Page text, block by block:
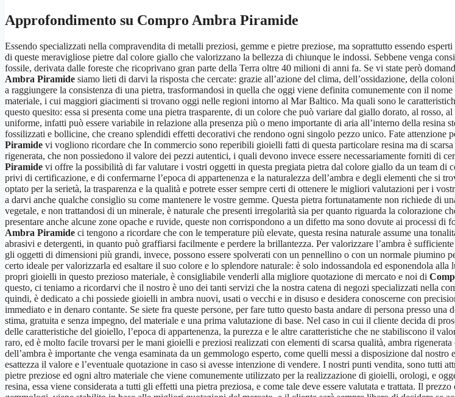
Approfondimento su Compro Ambra Piramide
Essendo specializzati nella compravendita di metalli preziosi, gemme e pietre preziose, ma soprattutto essendo esperti
di queste meravigliose pietre dal colore giallo che valorizzano la bellezza di chiunque le indossi. Sebbene venga
fossile, derivata dalle foreste che ricoprivano gran parte della Terra oltre 40 milioni di anni fa. Se vi state però
Ambra Piramide siamo lieti di darvi la risposta che cercate: grazie all’azione del clima, dell’ossidazione, della
a raggiungere la consistenza di una pietra, trasformandosi in quella che oggi viene definita comunemente con il
materiale, i cui maggiori giacimenti si trovano oggi nelle regioni intorno al Mar Baltico. Ma quali sono le
questo quesito: essa si presenta come una pietra trasparente, di un colore che può variare dal giallo dorato, al
uniforme, infatti può essere variabile in relazione alla presenza più o meno importante di aria all’interno della resina
fossilizzati e bollicine, che creano splendidi effetti decorativi che rendono ogni singolo pezzo unico. Fate attenzione
Piramide vi vogliono ricordare che In commercio sono reperibili gioielli fatti di questa particolare resina ma di
rigenerata, che non possiedono il valore dei pezzi autentici, i quali devono invece essere necessariamente forniti di
Piramide vi offre la possibilità di far valutare i vostri oggetti in questa pregiata pietra dal colore giallo da un team
privi di certificazione, e di confermarne l’epoca di appartenenza e la naturalezza dell’ambra e degli elementi che si
optato per la serietà, la trasparenza e la qualità e potrete esser sempre certi di ottenere le migliori valutazioni per i
a darvi anche qualche consiglio su come mantenere le vostre gemme. Questa pietra fortunatamente non richiede di
vegetale, e non trattandosi di un minerale, è naturale che presenti irregolarità sia per quanto riguarda la colorazione
presentare anche alcune zone opache e ruvide, queste non corrispondono a un difetto ma sono dovute ai processi
Ambra Piramide ci tengono a ricordare che con le temperature più elevate, questa resina naturale assume una
abrasivi e detergenti, in quanto può graffiarsi facilmente e perdere la brillantezza. Per valorizzare l’ambra è
gli oggetti di dimensioni più grandi, invece, possono essere spolverati con un pennellino o con un normale piumino
certo ideale per valorizzarla ed esaltare il suo colore e lo splendore naturale: è solo indossandola ed esponendola
propri gioielli in questo prezioso materiale, è consigliabile venderli alla migliore quotazione di mercato e noi di
questo, ci teniamo a ricordarvi che il nostro è uno dei tanti servizi che la nostra catena di negozi specializzati nella
quindi, è dedicato a chi possiede gioielli in ambra nuovi, usati o vecchi e in disuso e desidera conoscerne con
immediato e in denaro contante. Se siete fra queste persone, per fare tutto questo basta andare di persona presso una
stima, gratuita e senza impegno, del materiale e una prima valutazione di base. Nel caso in cui il cliente decida di
delle caratteristiche del gioiello, l’epoca di appartenenza, la purezza e le altre caratteristiche che ne stabiliscono il
raro, ed è molto facile trovarsi per le mani gioielli e preziosi realizzati con elementi di scarsa qualità, ambra
dell’ambra è importante che venga esaminata da un gemmologo esperto, come quelli messi a disposizione dal nostro
esattezza il valore e l’eventuale quotazione in caso si avesse intenzione di vendere. I nostri punti vendita, sono tutti
pietre preziose ed ogni altro materiale che viene comunemente utilizzato per la realizzazione di gioielli, orologi, e
resina, essa viene considerata a tutti gli effetti una pietra preziosa, e come tale deve essere valutata e trattata. Il